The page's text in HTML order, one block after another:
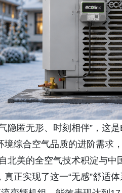
隐匿无形、时刻相伴”，这
综合空气品质的进阶需求
北美的全空气技术积淀与
正实现了这一“无感”舒适